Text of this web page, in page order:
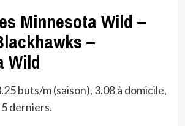
Minnesota Wild –
–
Wild
buts/m (saison), 3.08 à domicile,
derniers.